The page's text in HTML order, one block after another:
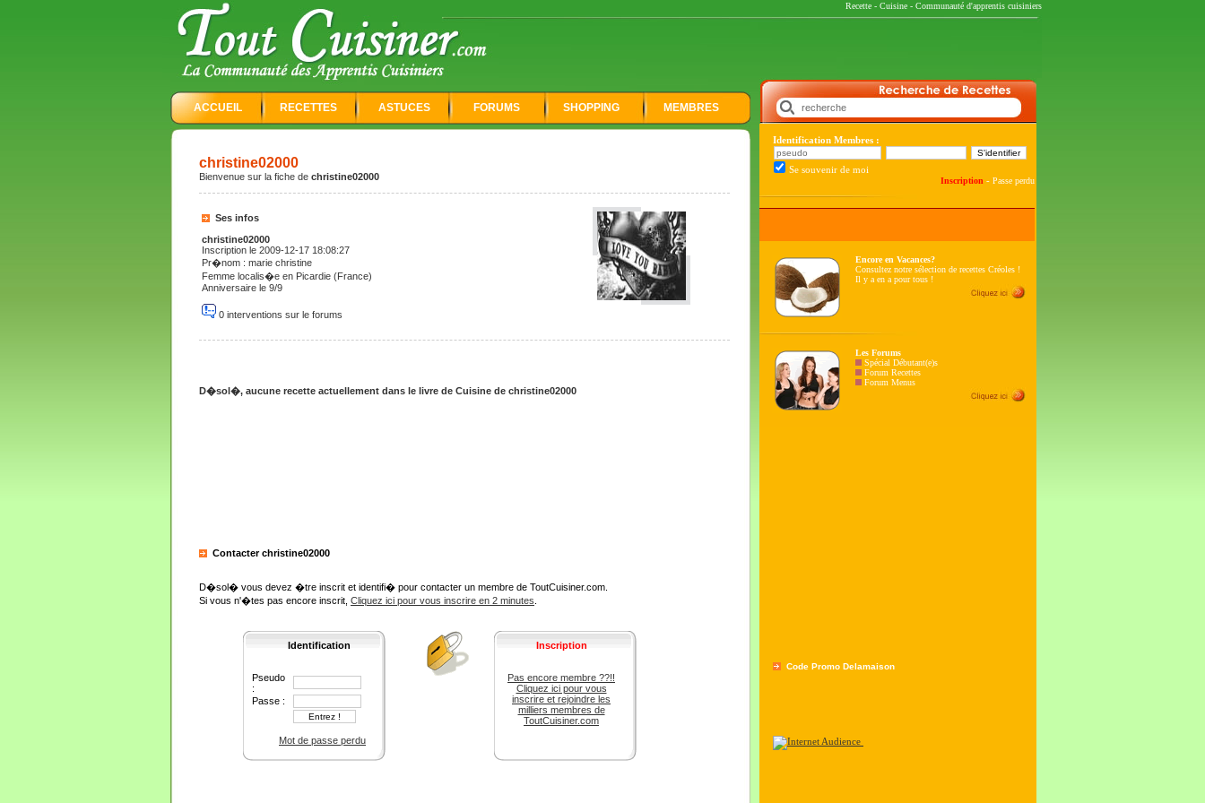
Recette - Cuisine - Communauté d'apprentis cuisiniers
ACCUEIL RECETTES ASTUCES FORUMS SHOPPING MEMBRES
Identification Membres :
Se souvenir de moi
Inscription - Passe perdu
Encore en Vacances?
Consultez notre sélection de recettes Créoles !
Il y a en a pour tous !
Les Forums
Spécial Débutant(e)s
Forum Recettes
Forum Menus
christine02000
Bienvenue sur la fiche de christine02000
Ses infos
christine02000
Inscription le 2009-12-17 18:08:27
Pr�nom : marie christine
Femme localis�e en Picardie (France)
Anniversaire le 9/9
0 interventions sur le forums
D�sol�, aucune recette actuellement dans le livre de Cuisine de christine02000
Contacter christine02000
D�sol� vous devez �tre inscrit et identifi� pour contacter un membre de ToutCuisiner.com.
Si vous n'�tes pas encore inscrit, Cliquez ici pour vous inscrire en 2 minutes
Identification
Pseudo
:
Passe :
Mot de passe perdu
Inscription
Pas encore membre ??!!
Cliquez ici pour vous
inscrire et rejoindre les
milliers membres de
ToutCuisiner.com
Code Promo Delamaison